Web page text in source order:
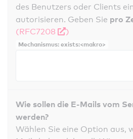
des Benutzers oder Clients
autorisieren. Geben Sie pro
(RFC7208
)
Mechanismus: exists:<makro>
Wie sollen die E-Mails vom
werden?
Wählen Sie eine Option aus,